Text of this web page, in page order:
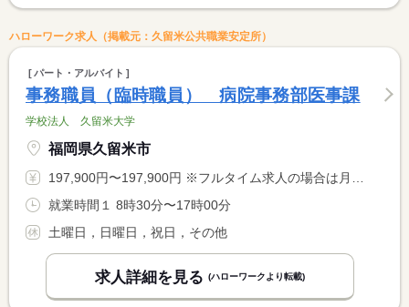
ハローワーク求人（掲載元：久留米公共職業安定所）
パート・アルバイト
事務職員（臨時職員） 病院事務部医事課
学校法人 久留米大学
福岡県久留米市
197,900円〜197,900円 ※フルタイム求人の場合は月額（換算額）、パート求人の場合は時間額を表示しています。
就業時間１ 8時30分〜17時00分
土曜日，日曜日，祝日，その他
求人詳細を見る (ハローワークより転載)